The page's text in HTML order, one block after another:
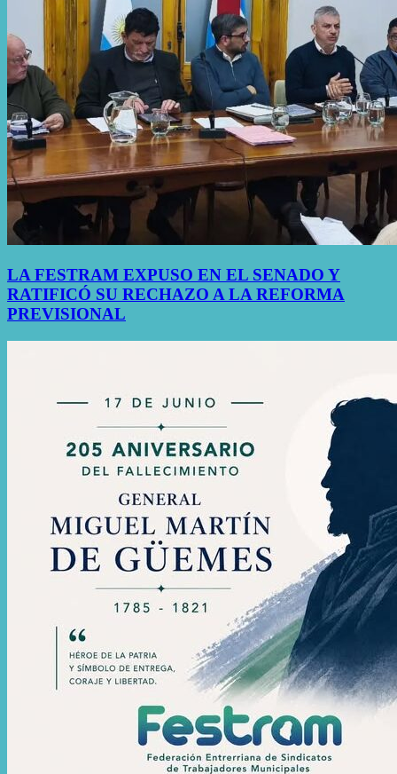
LA FESTRAM EXPUSO EN EL SENADO Y
RATIFICÓ SU RECHAZO A LA REFORMA
PREVISIONAL